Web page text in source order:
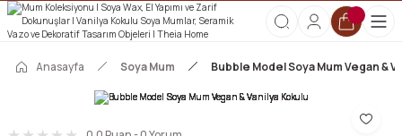
2000 TL ve Üzeri Tüm Siparişlerde Kargo Ücretsiz!
HOŞGELDİN10 kodunu kullanın, ilk alışverişinize özel %10 indirim
kazanın!
Anasayfa
Soya Mum Bubble Model Soya Mum Vegan &